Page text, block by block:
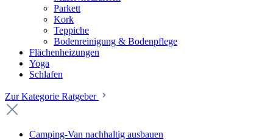
Parkett
Kork
Teppiche
Bodenreinigung & Bodenpflege
Flächenheizungen
Yoga
Schlafen
Zur Kategorie Ratgeber
Camping-Van nachhaltig ausbauen